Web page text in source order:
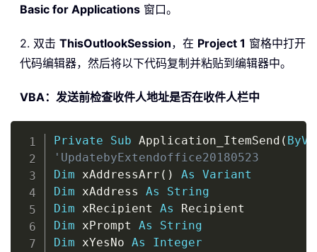
Basic for Applications 窗口。
2. 双击 ThisOutlookSession，在 Project 1 窗格中打开
代码编辑器，然后将以下代码复制并粘贴到编辑器中。
VBA：发送前检查收件人地址是否在收件人栏中
Private Sub Application_ItemSend (
'UpdatebyExtendoffice20180523
Dim xAddressArr ( ) As
Variant
Dim xAddress As
String
Dim xRecipient As
Dim xPrompt As
String
Dim xYesNo As
Integer
Copy